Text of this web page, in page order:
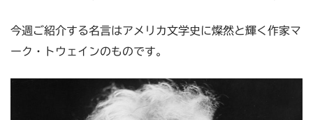
今週ご紹介する名言はアメリカ文学史に燦然と輝く作家マ
ーク・トウェインのものです。